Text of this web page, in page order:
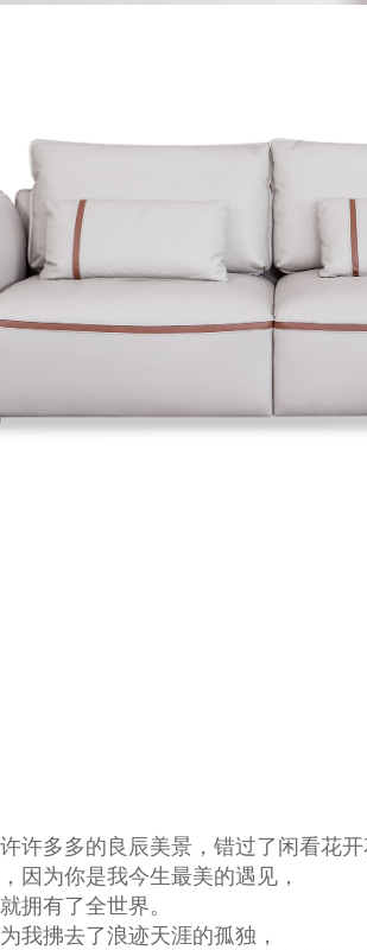
许多多的良辰美景，错过了闲看花
因为你是我今生最美的遇见，
拥有了全世界。
我拂去了浪迹天涯的孤独，